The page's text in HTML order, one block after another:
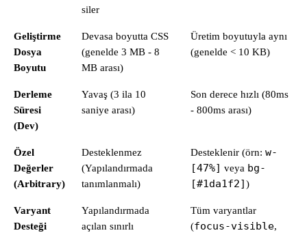
siler
Geliştirme
Dosya
Boyutu
Devasa boyutta CSS
(genelde 3 MB - 8
MB arası)
Üretim boyutuyla aynı
(genelde < 10 KB)
Derleme
Süresi
(Dev)
Yavaş (3 ila 10
saniye arası)
Son derece hızlı (80ms
- 800ms arası)
Özel
Değerler
(Arbitrary)
Desteklenmez
(Yapılandırmada
tanımlanmalı)
Desteklenir (örn: w-
[47%] veya bg-
[#1da1f2] )
Varyant
Desteği
Yapılandırmada
açılan sınırlı
Tüm varyantlar
(focus-visible,